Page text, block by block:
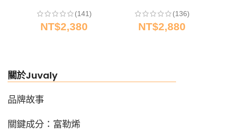
(141)
NT$2,380
(136)
NT$2,880
關於Juvaly
品牌故事
關鍵成分：富勒烯